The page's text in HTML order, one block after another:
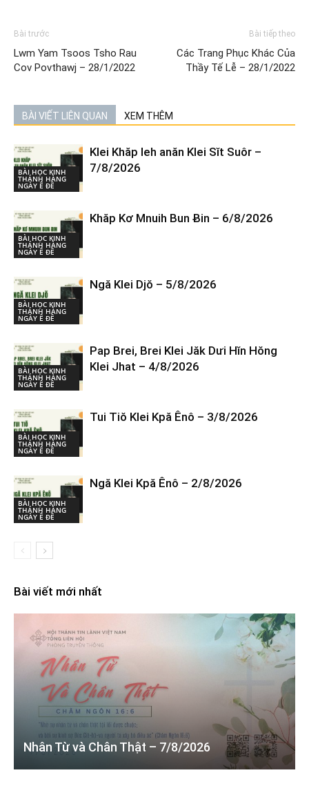
Bài trước
Lwm Yam Tsoos Tsho Rau
Cov Povthawj – 28/1/2022
Bài tiếp theo
Các Trang Phục Khác Của
Thầy Tế Lễ – 28/1/2022
BÀI VIẾT LIÊN QUAN XEM THÊM
BÀI HỌC KINH
THÁNH HÀNG
NGÀY Ê ĐÊ
Klei Khăp leh anăn Klei Sĭt Suôr –
7/8/2026
BÀI HỌC KINH
THÁNH HÀNG
NGÀY Ê ĐÊ
Khăp Kơ Mnuih Bun Ƀin – 6/8/2026
BÀI HỌC KINH
THÁNH HÀNG
NGÀY Ê ĐÊ
Ngă Klei Djŏ – 5/8/2026
BÀI HỌC KINH
THÁNH HÀNG
NGÀY Ê ĐÊ
Pap Brei, Brei Klei Jăk Dưi Hĭn Hŏng
Klei Jhat – 4/8/2026
BÀI HỌC KINH
THÁNH HÀNG
NGÀY Ê ĐÊ
Tui Tiŏ Klei Kpă Ênô – 3/8/2026
BÀI HỌC KINH
THÁNH HÀNG
NGÀY Ê ĐÊ
Ngă Klei Kpă Ênô – 2/8/2026
Bài viết mới nhất
Nhân Từ và Chân Thật – 7/8/2026